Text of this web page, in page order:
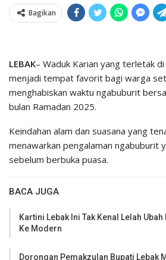
Bagikan
LEBAK– Waduk Karian yang terletak
menjadi tempat favorit bagi warga
menghabiskan waktu ngabuburit
bulan Ramadan 2025.
Keindahan alam dan suasana yang
menawarkan pengalaman ngabuburit
sebelum berbuka puasa.
BACA JUGA
Kartini Lebak Ini Tak Kenal Lelah
Ke Modern
Dorongan Pemakzulan Bupati Lebak